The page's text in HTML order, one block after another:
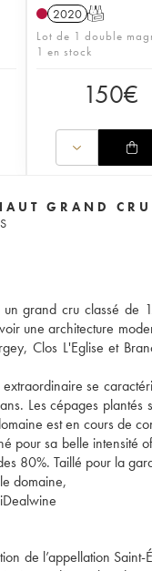
2020 T
Lot de 1 double
1 en stock
150€
GRAND CRU
grand cru classé de
une architecture
Clos L'Eglise et
se
Les cépages
est en cours de
pour sa belle
80%. Taillé pour la
domaine,
de l’appellation